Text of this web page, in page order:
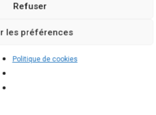
Refuser
les préférences
Politique de cookies
sur nos centrales
et réponses
sont les dernières